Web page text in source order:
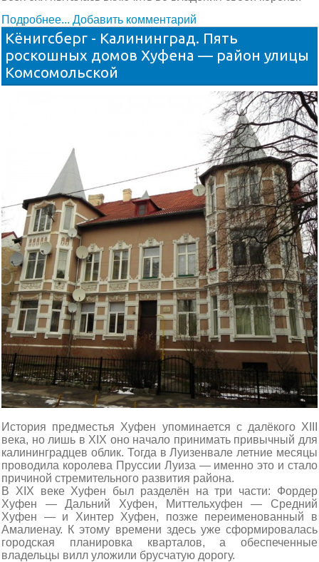
Подробнее... Добавить комментарий
Кёнигсберг - Калининград. Пять
роскошных домов Хуфена — район улицы
Комсомольской
История предместья Хуфен упоминается с далёкого XIII
века, но лишь в XIX оно начало принимать привычный для
калининградцев облик. Тогда в Луизенвале летние месяцы
проводила королева Пруссии Луиза — именно это и стало
причиной стремительного развития района.
В XIX веке Хуфен был разделён на три части: Фордер
Хуфен — Дальний Хуфен, Миттельхуфен — Средний
Хуфен — и Хинтер Хуфен, позже переименованный в
Амалиенау. К этому времени здесь уже сформировалась
городская планировка кварталов, а обеспеченные
владельцы вилл уложили брусчатую дорогу.